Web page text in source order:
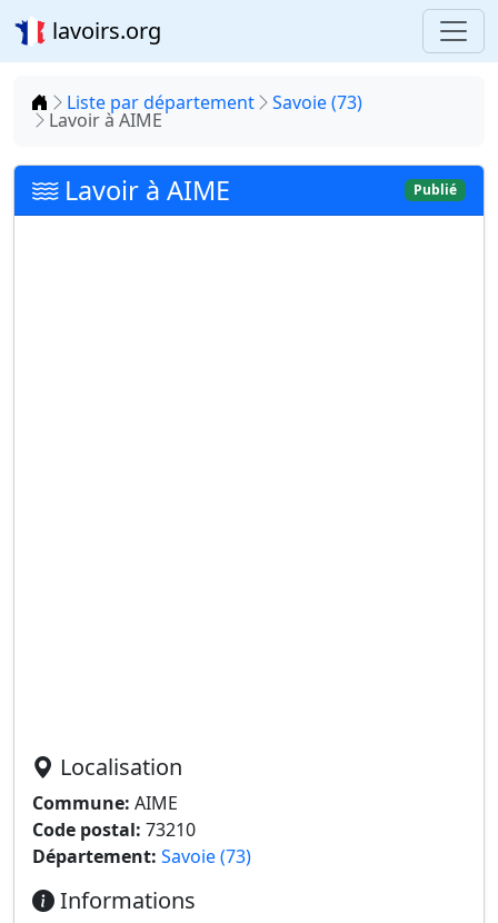
lavoirs.org
Accueil
Liste par département Savoie (73)
Lavoir à AIME
Lavoir à AIME Publié
Localisation
Commune: AIME
Code postal: 73210
Département: Savoie (73)
Informations